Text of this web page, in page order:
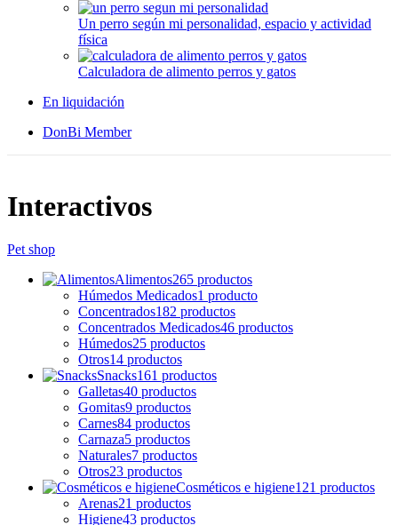
Un perro según mi personalidad, espacio y actividad
física
Calculadora de alimento perros y gatos
En liquidación
DonBi Member
Interactivos
Pet shop
Alimentos265 productos
Húmedos Medicados1 producto
Concentrados182 productos
Concentrados Medicados46 productos
Húmedos25 productos
Otros14 productos
Snacks161 productos
Galletas40 productos
Gomitas9 productos
Carnes84 productos
Carnaza5 productos
Naturales7 productos
Otros23 productos
Cosméticos e higiene121 productos
Arenas21 productos
Higiene43 productos